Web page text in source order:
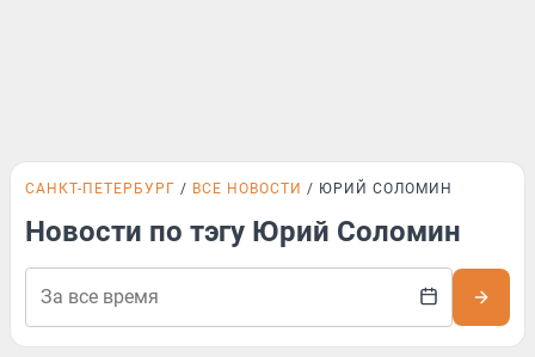
САНКТ-ПЕТЕРБУРГ ВСЕ НОВОСТИ ЮРИЙ СОЛОМИН
Новости по тэгу Юрий Соломин